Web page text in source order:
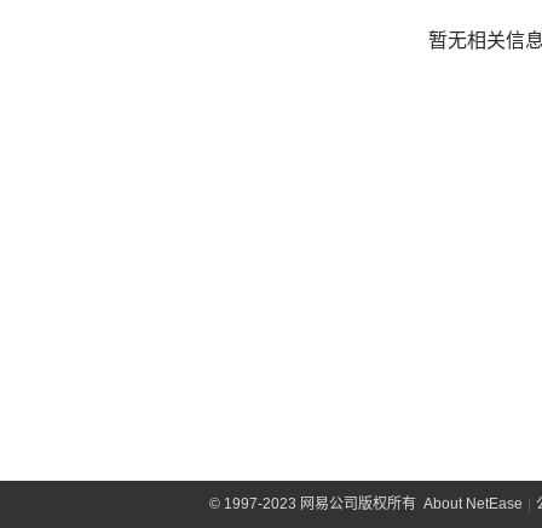
暂无相关信
©1997-2023 网易公司版权所有 About NetEase